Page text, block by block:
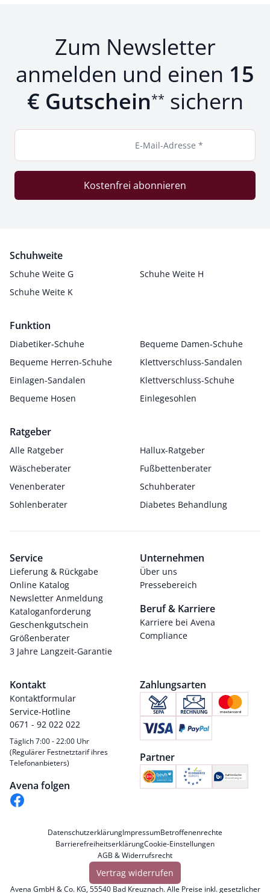
Zum Newsletter
anmelden und einen 15
€ Gutschein** sichern
E-Mail-Adresse *
Kostenfrei abonnieren
Schuhweite
Schuhe Weite G
Schuhe Weite H
Schuhe Weite K
Funktion
Diabetiker-Schuhe
Bequeme Damen-Schuhe
Bequeme Herren-Schuhe
Klettverschluss-Sandalen
Einlagen-Sandalen
Klettverschluss-Schuhe
Bequeme Hosen
Einlegesohlen
Ratgeber
Alle Ratgeber
Hallux-Ratgeber
Wäscheberater
Fußbettenberater
Venenberater
Schuhberater
Sohlenberater
Diabetes Behandlung
Service
Lieferung & Rückgabe
Online Katalog
Newsletter Anmeldung
Kataloganforderung
Geschenkgutschein
Größenberater
3 Jahre Langzeit-Garantie
Unternehmen
Über uns
Pressebereich
Beruf & Karriere
Karriere bei Avena
Compliance
Kontakt
Kontaktformular
Service-Hotline
0671 - 92 022 022
Täglich 7:00 - 22:00 Uhr
(Regulärer Festnetztarif ihres
Telefonanbieters)
Avena folgen
Zahlungsarten
Partner
DatenschutzerklärungImpressumBetroffenenrechte
BarrierefreiheitserklärungCookie-Einstellungen
AGB & Widerrufsrecht
Vertrag widerrufen
Avena GmbH & Co. KG, 55540 Bad Kreuznach. Alle Preise inkl. gesetzlicher